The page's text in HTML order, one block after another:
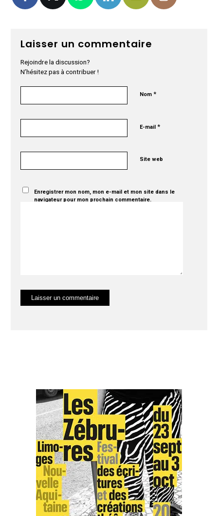
Laisser un commentaire
Rejoindre la discussion?
N’hésitez pas à contribuer !
Nom*
E-mail*
Site web
Enregistrer mon nom, mon e-mail et mon site dans le
navigateur pour mon prochain commentaire.